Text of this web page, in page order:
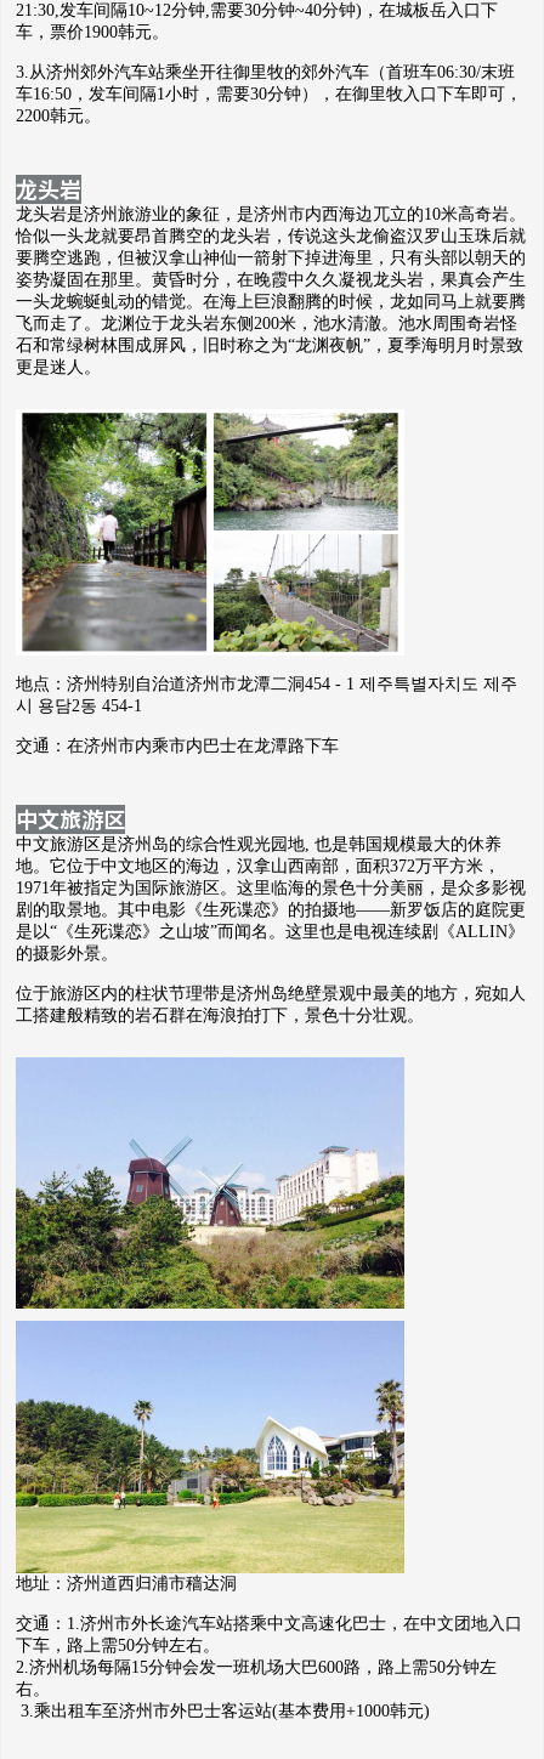
21:30,发车间隔10~12分钟,需要30分钟~40分钟)，在城板岳入口下
车，票价1900韩元。
3.从济州郊外汽车站乘坐开往御里牧的郊外汽车（首班车06:30/末班
车16:50，发车间隔1小时，需要30分钟），在御里牧入口下车即可，
2200韩元。
龙头岩
龙头岩是济州旅游业的象征，是济州市内西海边兀立的10米高奇岩。
恰似一头龙就要昂首腾空的龙头岩，传说这头龙偷盗汉罗山玉珠后就
要腾空逃跑，但被汉拿山神仙一箭射下掉进海里，只有头部以朝天的
姿势凝固在那里。黄昏时分，在晚霞中久久凝视龙头岩，果真会产生
一头龙蜿蜒虬动的错觉。在海上巨浪翻腾的时候，龙如同马上就要腾
飞而走了。龙渊位于龙头岩东侧200米，池水清澈。池水周围奇岩怪
石和常绿树林围成屏风，旧时称之为“龙渊夜帆”，夏季海明月时景致
更是迷人。
地点：济州特别自治道济州市龙潭二洞454 - 1 제주특별자치도 제주
시 용담2동 454-1
交通：在济州市内乘市内巴士在龙潭路下车
中文旅游区
中文旅游区是济州岛的综合性观光园地, 也是韩国规模最大的休养
地。它位于中文地区的海边，汉拿山西南部，面积372万平方米，
1971年被指定为国际旅游区。这里临海的景色十分美丽，是众多影视
剧的取景地。其中电影《生死谍恋》的拍摄地——新罗饭店的庭院更
是以“《生死谍恋》之山坡”而闻名。这里也是电视连续剧《ALLIN》
的摄影外景。
位于旅游区内的柱状节理带是济州岛绝壁景观中最美的地方，宛如人
工搭建般精致的岩石群在海浪拍打下，景色十分壮观。
地址：济州道西归浦市穑达洞
交通：1.济州市外长途汽车站搭乘中文高速化巴士，在中文团地入口
下车，路上需50分钟左右。
2.济州机场每隔15分钟会发一班机场大巴600路，路上需50分钟左
右。
3.乘出租车至济州市外巴士客运站(基本费用+1000韩元)